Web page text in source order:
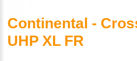
Continental -
UHP XL FR